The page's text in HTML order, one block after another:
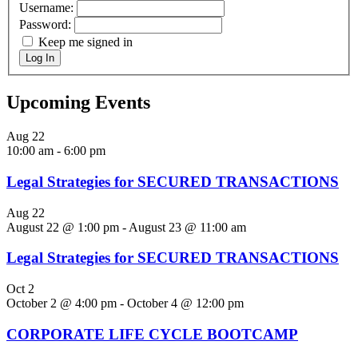
Username:
Password:
Keep me signed in
Log In
Upcoming Events
Aug 22
10:00 am - 6:00 pm
Legal Strategies for SECURED TRANSACTIONS
Aug 22
August 22 @ 1:00 pm - August 23 @ 11:00 am
Legal Strategies for SECURED TRANSACTIONS
Oct 2
October 2 @ 4:00 pm - October 4 @ 12:00 pm
CORPORATE LIFE CYCLE BOOTCAMP